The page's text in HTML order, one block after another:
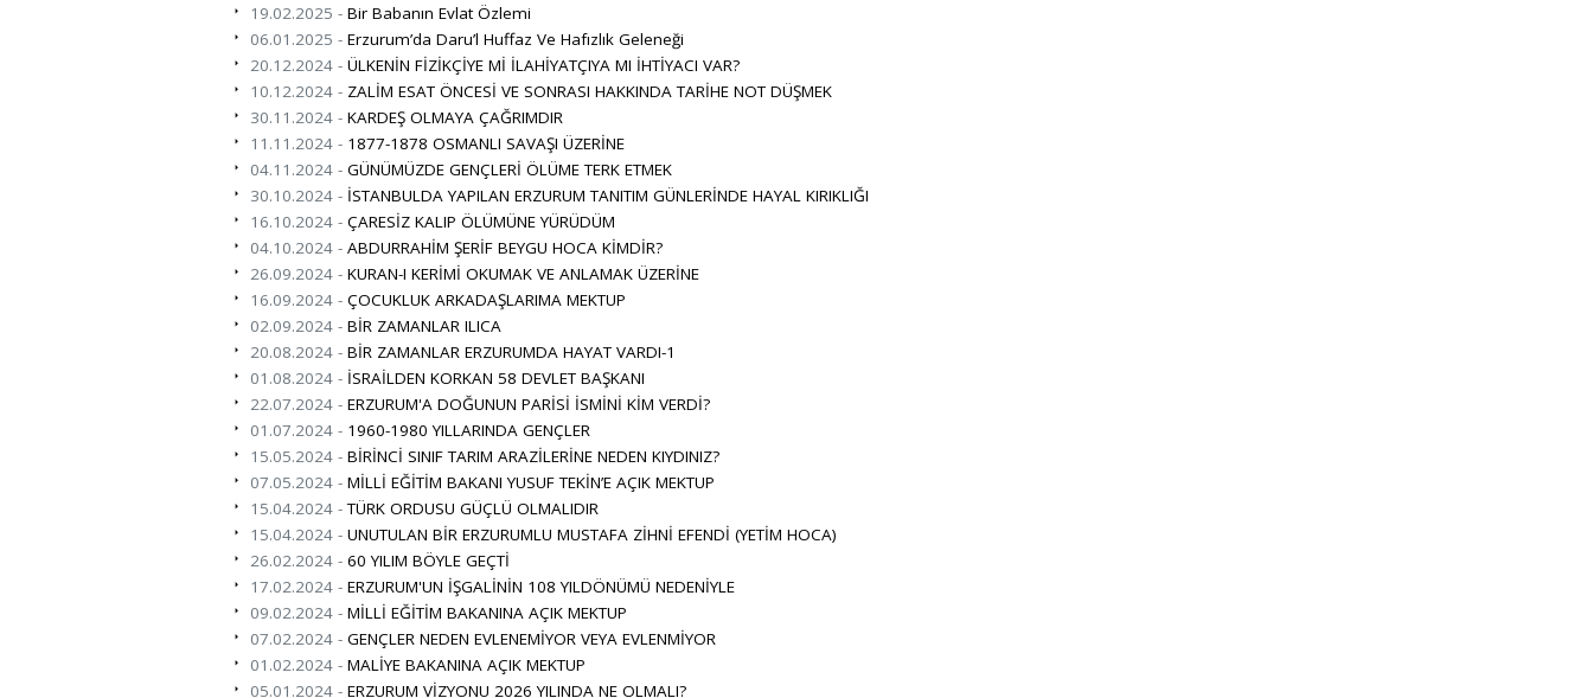
19.02.2025 - Bir Babanın Evlat Özlemi
06.01.2025 - Erzurum’da Daru’l Huffaz Ve Hafızlık Geleneği
20.12.2024 - ÜLKENİN FİZİKÇİYE Mİ İLAHİYATÇIYA MI İHTİYACI VAR?
10.12.2024 - ZALİM ESAT ÖNCESİ VE SONRASI HAKKINDA TARİHE NOT DÜŞMEK
30.11.2024 - KARDEŞ OLMAYA ÇAĞRIMDIR
11.11.2024 - 1877-1878 OSMANLI SAVAŞI ÜZERİNE
04.11.2024 - GÜNÜMÜZDE GENÇLERİ ÖLÜME TERK ETMEK
30.10.2024 - İSTANBULDA YAPILAN ERZURUM TANITIM GÜNLERİNDE HAYAL KIRIKLIĞI
16.10.2024 - ÇARESİZ KALIP ÖLÜMÜNE YÜRÜDÜM
04.10.2024 - ABDURRAHİM ŞERİF BEYGU HOCA KİMDİR?
26.09.2024 - KURAN-I KERİMİ OKUMAK VE ANLAMAK ÜZERİNE
16.09.2024 - ÇOCUKLUK ARKADAŞLARIMA MEKTUP
02.09.2024 - BİR ZAMANLAR ILICA
20.08.2024 - BİR ZAMANLAR ERZURUMDA HAYAT VARDI-1
01.08.2024 - İSRAİLDEN KORKAN 58 DEVLET BAŞKANI
22.07.2024 - ERZURUM'A DOĞUNUN PARİSİ İSMİNİ KİM VERDİ?
01.07.2024 - 1960-1980 YILLARINDA GENÇLER
15.05.2024 - BİRİNCİ SINIF TARIM ARAZİLERİNE NEDEN KIYDINIZ?
07.05.2024 - MİLLİ EĞİTİM BAKANI YUSUF TEKİN’E AÇIK MEKTUP
15.04.2024 -TÜRK ORDUSU GÜÇLÜ OLMALIDIR
15.04.2024 - UNUTULAN BİR ERZURUMLU MUSTAFA ZİHNİ EFENDİ (YETİM HOCA)
26.02.2024 - 60 YILIM BÖYLE GEÇTİ
17.02.2024 - ERZURUM'UN İŞGALİNİN 108 YILDÖNÜMÜ NEDENİYLE
09.02.2024 - MİLLİ EĞİTİM BAKANINA AÇIK MEKTUP
07.02.2024 - GENÇLER NEDEN EVLENEMİYOR VEYA EVLENMİYOR
01.02.2024 - MALİYE BAKANINA AÇIK MEKTUP
05.01.2024 - ERZURUM VİZYONU 2026 YILINDA NE OLMALI?